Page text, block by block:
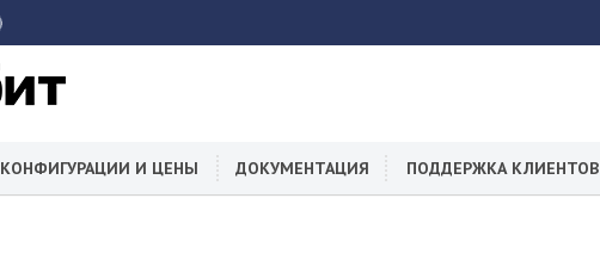
КОНФИГУРАЦИИ И ЦЕНЫ ДОКУМЕНТАЦИЯ ПОДДЕРЖКА КЛИЕНТОВ